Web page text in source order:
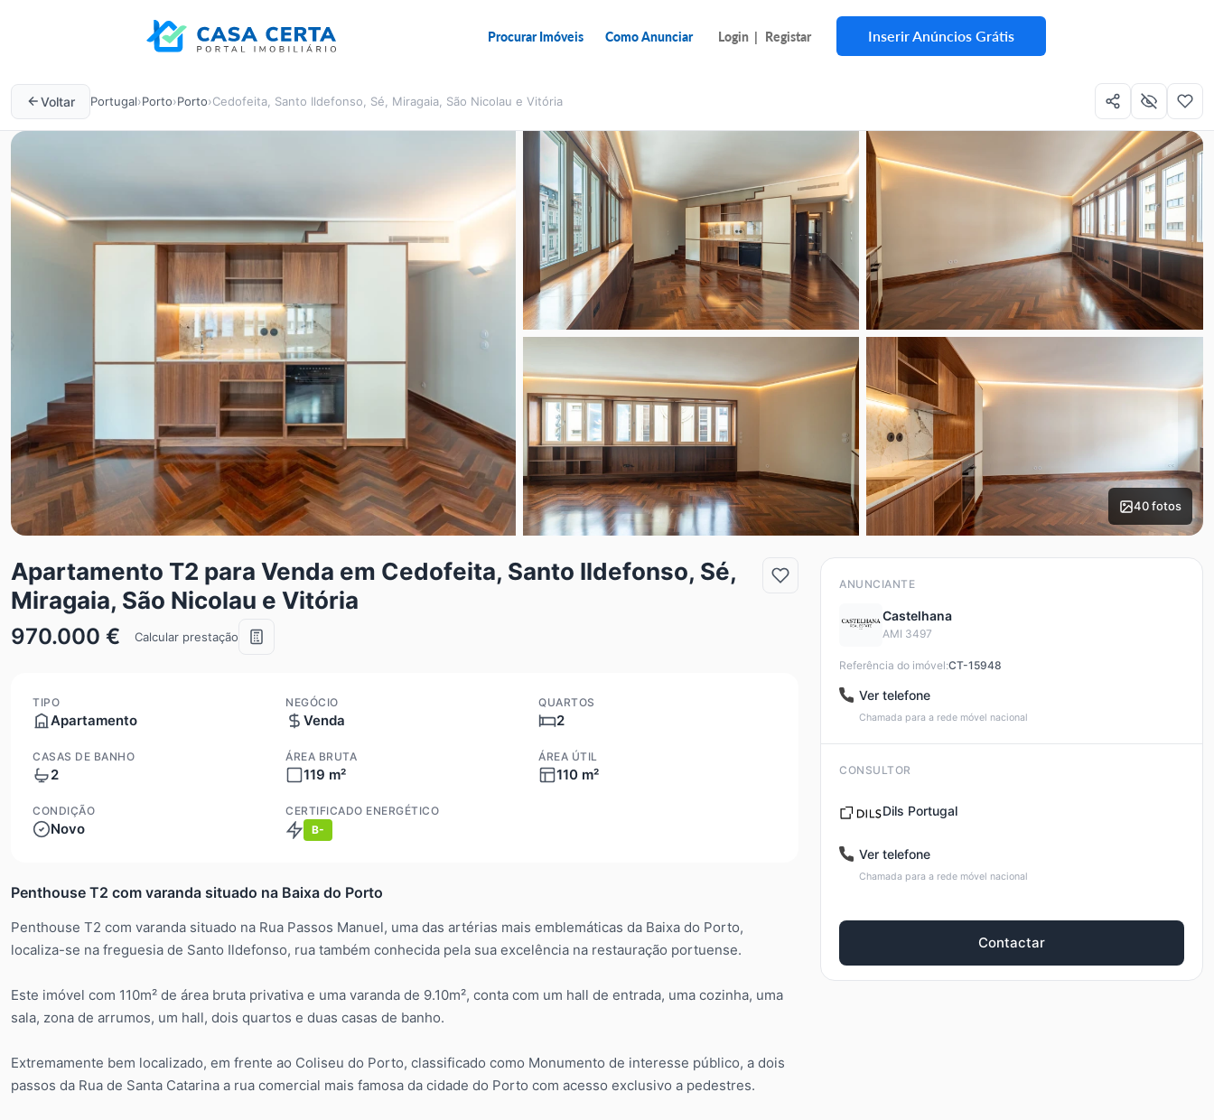
Procurar Imóveis Como Anunciar Login | Registar Inserir Anúncios Grátis
Voltar Portugal›Porto›Porto›Cedofeita, Santo Ildefonso, Sé, Miragaia, São Nicolau e Vitória
40 fotos
Apartamento T2 para Venda em Cedofeita, Santo Ildefonso, Sé,
Miragaia, São Nicolau e Vitória
970.000 € Calcular prestação
TIPO
Apartamento
NEGÓCIO
Venda
QUARTOS
2
CASAS DE BANHO
2
ÁREA BRUTA
119 m²
ÁREA ÚTIL
110 m²
CONDIÇÃO
Novo
CERTIFICADO ENERGÉTICO
B-
Penthouse T2 com varanda situado na Baixa do Porto
Penthouse T2 com varanda situado na Rua Passos Manuel, uma das artérias mais emblemáticas da Baixa do Porto,
localiza-se na freguesia de Santo Ildefonso, rua também conhecida pela sua excelência na restauração portuense.
Este imóvel com 110m² de área bruta privativa e uma varanda de 9.10m², conta com um hall de entrada, uma cozinha, uma
sala, zona de arrumos, um hall, dois quartos e duas casas de banho.
Extremamente bem localizado, em frente ao Coliseu do Porto, classificado como Monumento de interesse público, a dois
passos da Rua de Santa Catarina a rua comercial mais famosa da cidade do Porto com acesso exclusivo a pedestres.
ANUNCIANTE
Castelhana
AMI 3497
Referência do imóvel:CT-15948
Ver telefone
Chamada para a rede móvel nacional
CONSULTOR
Dils Portugal
Ver telefone
Chamada para a rede móvel nacional
Contactar